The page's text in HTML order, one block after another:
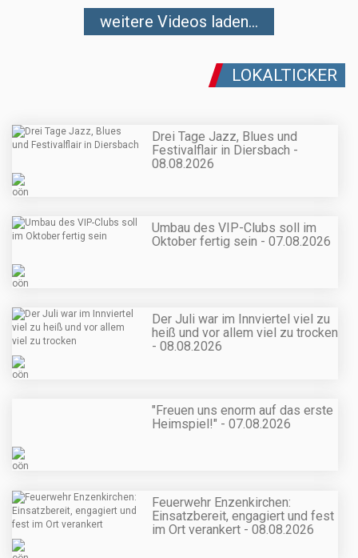
weitere Videos laden...
LOKALTICKER
Drei Tage Jazz, Blues und
Festivalflair in Diersbach -
08.08.2026
Umbau des VIP-Clubs soll im
Oktober fertig sein - 07.08.2026
Der Juli war im Innviertel viel zu
heiß und vor allem viel zu trocken
- 08.08.2026
"Freuen uns enorm auf das erste
Heimspiel!" - 07.08.2026
Feuerwehr Enzenkirchen:
Einsatzbereit, engagiert und fest
im Ort verankert - 08.08.2026